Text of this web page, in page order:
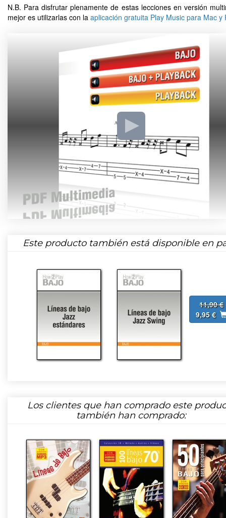
N.B. Para disfrutar plenamente de estas lecciones en versión
mejor es utilizarlas con la aplicación gratuita Play Music para Mac y
Este producto también está disponible en
11,90 €
9,95 €
Los clientes que han comprado este
también han comprado: